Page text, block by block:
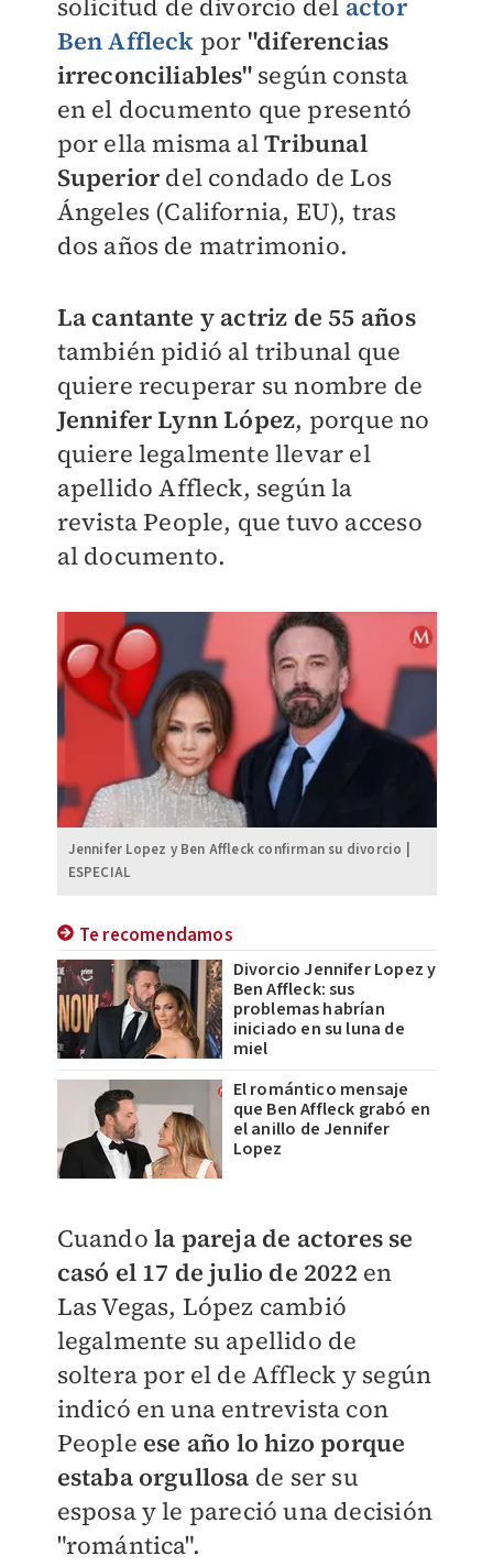
solicitud de divorcio del actor
Ben Affleck por "diferencias
irreconciliables"según consta
en el documento que presentó
por ella misma alTribunal
Superiordel condado de Los
Ángeles (California, EU), tras
dos años de matrimonio.
La cantante y actriz de 55 años
también pidió al tribunal que
quiere recuperar su nombre de
Jennifer Lynn López, porque no
quiere legalmente llevar el
apellido Affleck, según la
revista People, que tuvo acceso
al documento.
Jennifer Lopez y Ben Affleck confirman su divorcio |
ESPECIAL
Te recomendamos
Divorcio Jennifer Lopez y
Ben Affleck: sus
problemas habrían
iniciado en su luna de
miel
El romántico mensaje
que Ben Affleck grabó en
el anillo de Jennifer
Lopez
Cuando la pareja de actores se
casó el 17 de julio de 2022 en
Las Vegas, López cambió
legalmente su apellido de
soltera por el de Affleck y según
indicó en una entrevista con
People ese año lo hizo porque
estaba orgullosa de ser su
esposa y le pareció una decisión
"romántica".